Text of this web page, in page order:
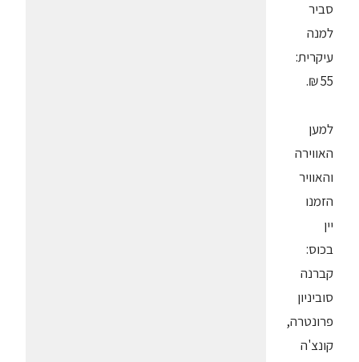
סביר
למנה
עיקרית:
55 ₪.
למען
האווירה
והאוויר
הזמנו
יין
בכוס:
קברנה
סוביניון
פרונטרה,
קונצ'ה